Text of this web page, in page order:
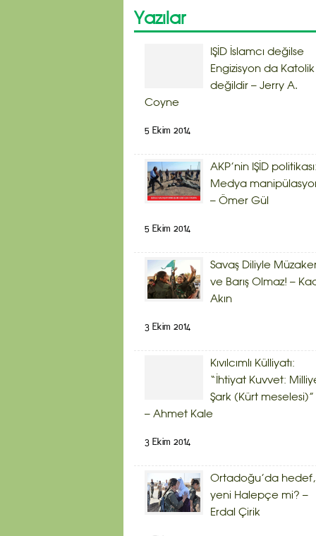
Yazılar
IŞİD İslamcı değilse
Engizisyon da Katolik
değildir – Jerry A.
Coyne
5 Ekim 2014
AKP’nin IŞİD
Medya
– Ömer Gül
5 Ekim 2014
Savaş Diliyle
ve Barış Olmaz! –
Akın
3 Ekim 2014
Kıvılcımlı Külliyatı:
“İhtiyat Kuvvet:
Şark (Kürt meselesi)”
– Ahmet Kale
3 Ekim 2014
Ortadoğu’da hedef,
yeni Halepçe mi? –
Erdal Çirik